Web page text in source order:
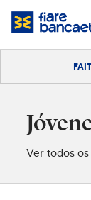
Saltar
Ver todos